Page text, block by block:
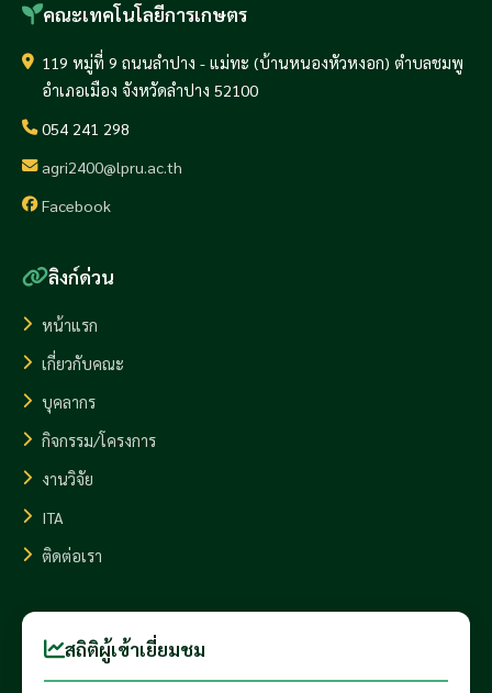
คณะเทคโนโลยีการเกษตร
119 หมู่ที่ 9 ถนนลำปาง - แม่ทะ (บ้านหนองหัวหงอก) ตำบลชมพู
อำเภอเมือง จังหวัดลำปาง 52100
054 241 298
agri2400@lpru.ac.th
Facebook
ลิงก์ด่วน
หน้าแรก
เกี่ยวกับคณะ
บุคลากร
กิจกรรม/โครงการ
งานวิจัย
ITA
ติดต่อเรา
สถิติผู้เข้าเยี่ยมชม